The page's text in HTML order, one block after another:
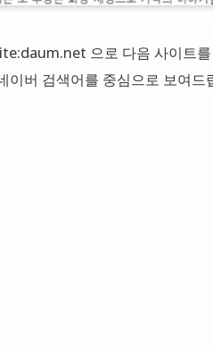
으로 다음 사이트
이버 검색어를 중심으로 보여드